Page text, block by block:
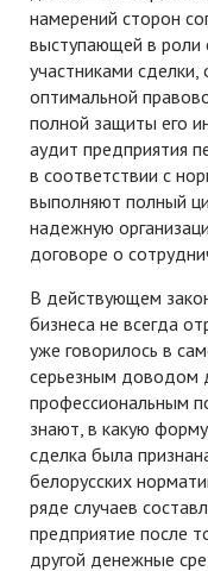
намерений сторон
выступающей в роли
участниками
оптимальной
полной защиты его
аудит предприятия
в соответствии с
выполняют полный
надежную
договоре о
В действующем
бизнеса не всегда
уже говорилось в
серьезным доводом
профессиональным
знают, в какую
сделка была
белорусских
ряде случаев
предприятие после
другой денежные